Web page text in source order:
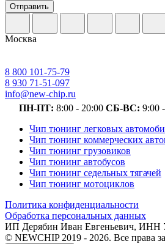
Отправить
Москва
8 800 101-75-79
8 930 71-51-097
info@new-chip.ru
ПН-ПТ: 8:00 - 20:00 СБ-ВС: 9:00
Чип тюнинг легковых
Чип тюнинг коммерческих
Чип тюнинг грузовиков
Чип тюнинг автобусов
Чип тюнинг седельных тягачей
Чип тюнинг мотоциклов
Политика конфиденциальности
Обработка персональных данных
ИП Дерябин Иван Евгеньевич, ИНН
© NEWCHIP 2019 - 2026. Все права